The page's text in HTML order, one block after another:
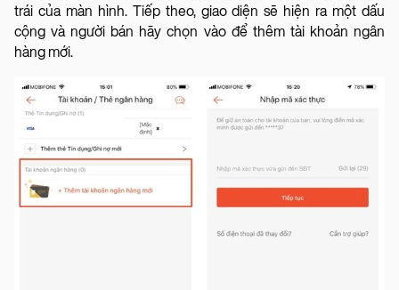
trái của màn hình. Tiếp theo, giao diện sẽ hiện ra một dấu
cộng và người bán hãy chọn vào để thêm tài khoản ngân
hàng mới.